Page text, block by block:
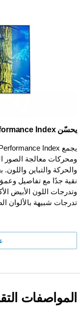
يحسّن Picture Performance Index كل عنصر مشاهدة
ومحركات معالجة الصور
والحركة والتباين
نقية جدًا مع تفاصيل
وتدرجات اللون الأبيض
تدرجات شبيهة بالألوان
المواصفات